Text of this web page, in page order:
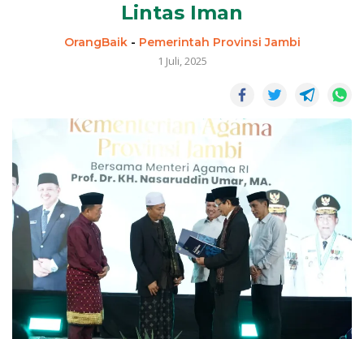
Lintas Iman
OrangBaik- Pemerintah Provinsi Jambi
1 Juli, 2025